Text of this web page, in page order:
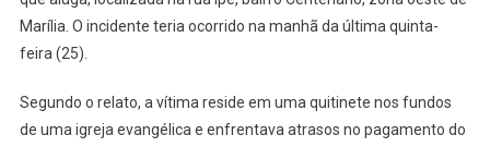
Marília. O incidente teria ocorrido na manhã da última quinta-
feira (25).
Segundo o relato, a vítima reside em uma quitinete nos fundos
de uma igreja evangélica e enfrentava atrasos no pagamento do